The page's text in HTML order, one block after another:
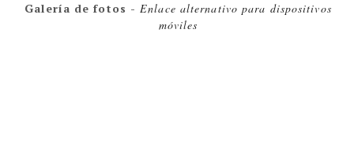
Galería de fotos -Enlace alternativo para dispositivos
móviles